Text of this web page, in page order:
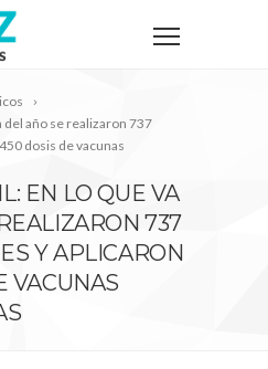
del año se realizaron 737
dosis de vacunas
EN LO QUE VA
737
Y APLICARON
VACUNAS